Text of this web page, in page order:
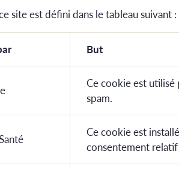
site est défini dans le tableau suivant :
But
Ce cookie est
spam.
Ce cookie est
consentement